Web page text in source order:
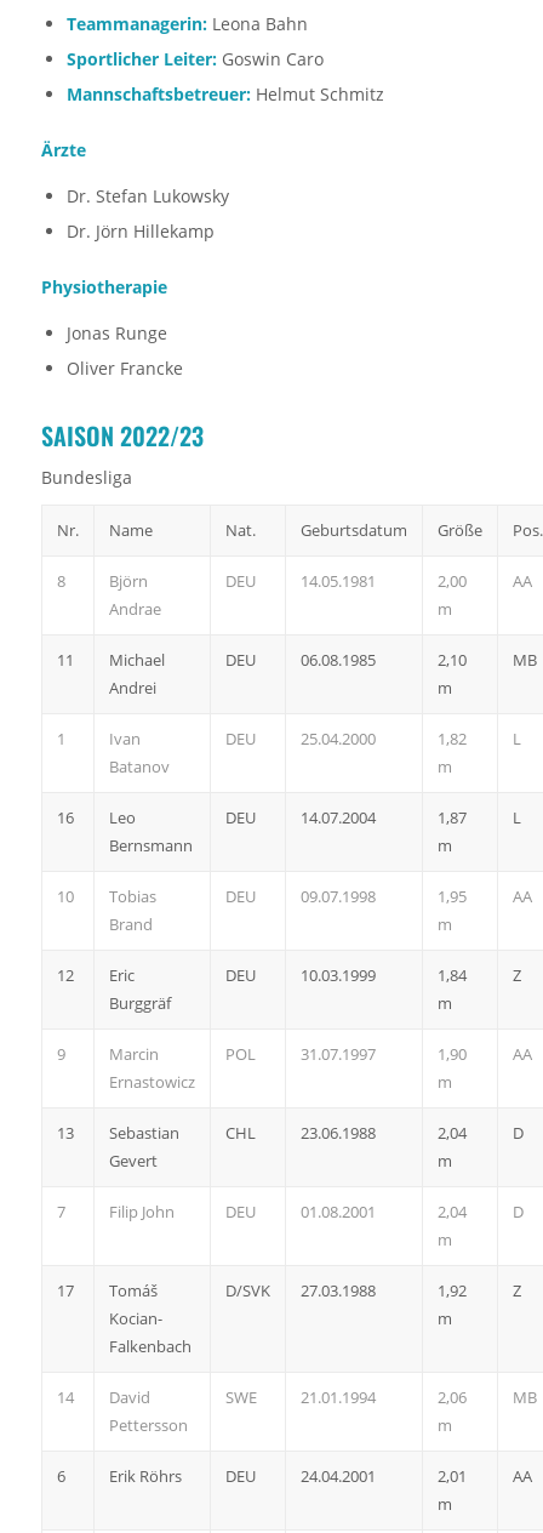
Teammanagerin:Leona Bahn
Sportlicher Leiter:Goswin Caro
Mannschaftsbetreuer:Helmut Schmitz
Ärzte
Dr. Stefan Lukowsky
Dr. Jörn Hillekamp
Physiotherapie
Jonas Runge
Oliver Francke
SAISON 2022/23
Bundesliga
Nr. Name Nat. Geburtsdatum Größe Pos.
8
Björn
Andrae
DEU 14.05.1981
2,00
m
AA
11
Michael
Andrei
DEU 06.08.1985
2,10
m
MB
1
Ivan
Batanov
DEU 25.04.2000
1,82
m
L
16
Leo
Bernsmann
DEU 14.07.2004
1,87
m
L
10
Tobias
Brand
DEU 09.07.1998
1,95
m
AA
12
Eric
Burggräf
DEU 10.03.1999
1,84
m
Z
9
Marcin
Ernastowicz
POL 31.07.1997
1,90
m
AA
13
Sebastian
Gevert
CHL 23.06.1988
2,04
m
D
7 Filip John DEU 01.08.2001
2,04
m
D
17
Tomáš
Kocian-
Falkenbach
D/SVK 27.03.1988
1,92
m
Z
14
David
Pettersson
SWE 21.01.1994
2,06
m
MB
6 Erik Röhrs DEU 24.04.2001
2,01
m
AA